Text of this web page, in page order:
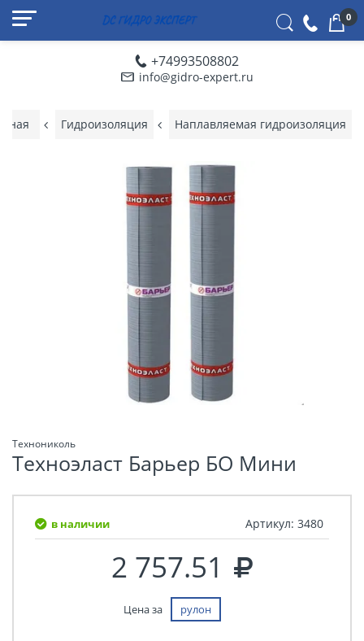
+74993508802
info@gidro-expert.ru
0
Гидроизоляция Наплавляемая гидроизоляция
Технониколь
Техноэласт Барьер БО Мини
в наличии Артикул: 3480
2 757.51
Цена за рулон